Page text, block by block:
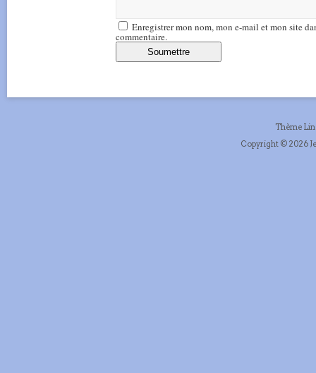
Enregistrer mon nom, mon e-mail et mon site
commentaire.
Thème
Copyright © 2026